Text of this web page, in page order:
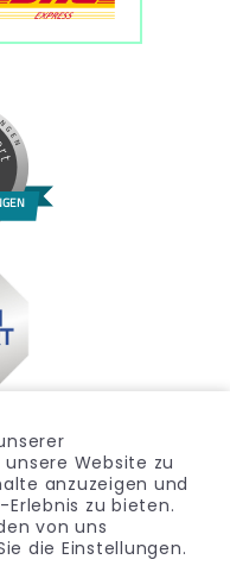
Widerrufsrecht
Website zu
anzuzeigen und
zu bieten.
von uns
die Einstellungen.